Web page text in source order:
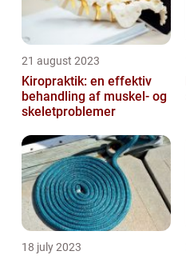
21 august 2023
Kiropraktik: en effektiv
behandling af muskel- og
skeletproblemer
18 july 2023